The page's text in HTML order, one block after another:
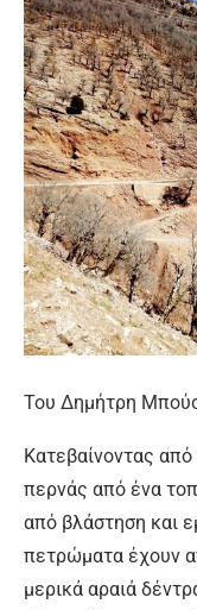
Του Δημήτρη
Κατεβαίνοντας
περνάς από ένα
από βλάστηση και
πετρώματα έχουν
μερικά αραιά